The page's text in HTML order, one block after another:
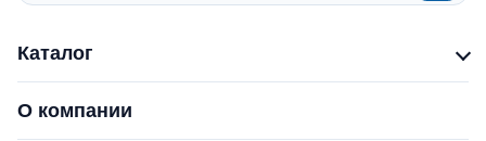
Каталог
О компании